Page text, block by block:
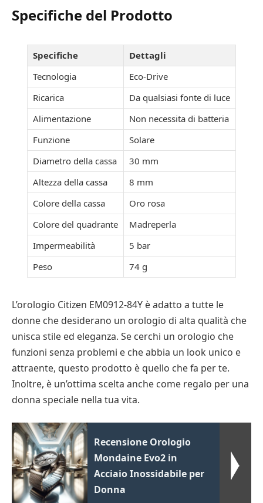
Specifiche del Prodotto
Specifiche
Dettagli
Tecnologia
Eco-Drive
Ricarica
Da qualsiasi fonte di luce
Alimentazione
Non necessita di batteria
Funzione
Solare
Diametro della cassa
30 mm
Altezza della cassa
8 mm
Colore della cassa
Oro rosa
Colore del quadrante
Madreperla
Impermeabilità
5 bar
Peso
74 g
L’orologio Citizen EM0912-84Y è adatto a tutte le
donne che desiderano un orologio di alta qualità che
unisca stile ed eleganza. Se cerchi un orologio che
funzioni senza problemi e che abbia un look unico e
attraente, questo prodotto è quello che fa per te.
Inoltre, è un’ottima scelta anche come regalo per una
donna speciale nella tua vita.
Recensione Orologio
Mondaine Evo2 in
Acciaio Inossidabile per
Donna